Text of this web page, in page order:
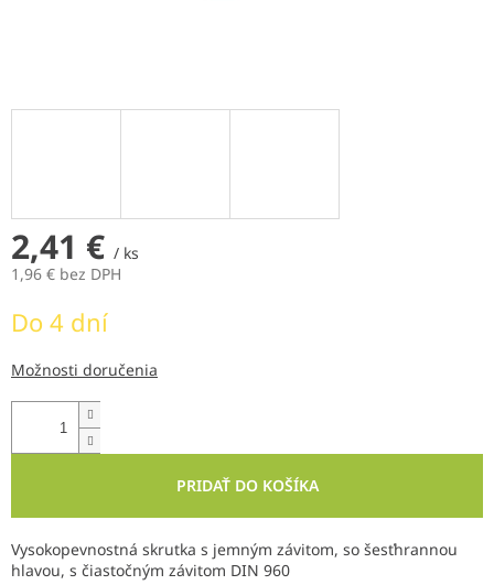
2,41 € / ks
1,96 € bez DPH
cena:
Do 4 dní
Možnosti doručenia
PRIDAŤ DO KOŠÍKA
Vysokopevnostná skrutka s jemným závitom, so šesťhrannou
hlavou, s čiastočným závitom DIN 960